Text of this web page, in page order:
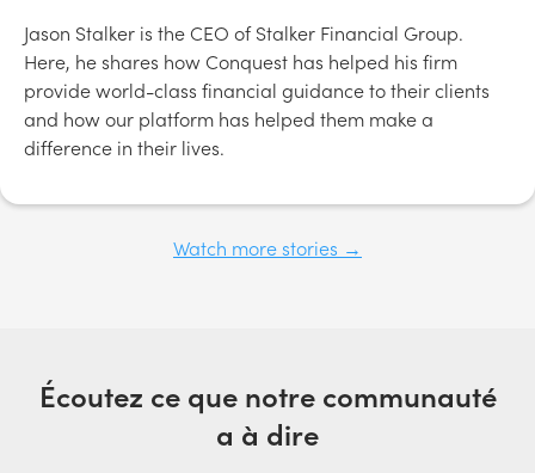
Jason Stalker is the CEO of Stalker Financial Group.
Here, he shares how Conquest has helped his firm
provide world-class financial guidance to their clients
and how our platform has helped them make a
difference in their lives.
Watch more stories →
Écoutez ce que notre communauté
a à dire